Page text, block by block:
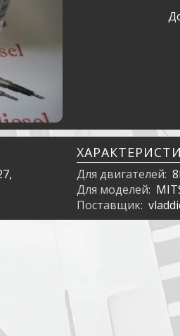
Для двигателей:
Для моделей:
Поставщик: